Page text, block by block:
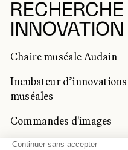
INNOVATION
Chaire muséale Audain
Incubateur d’innovations
muséales
Commandes d'images
Prix Lynne-Cohen